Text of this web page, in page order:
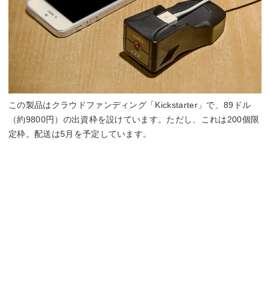
この製品はクラウドファンディング「Kickstarter」で、89ドル
（約9800円）の出資枠を設けています。ただし、これは200個限
定枠。配送は5月を予定しています。